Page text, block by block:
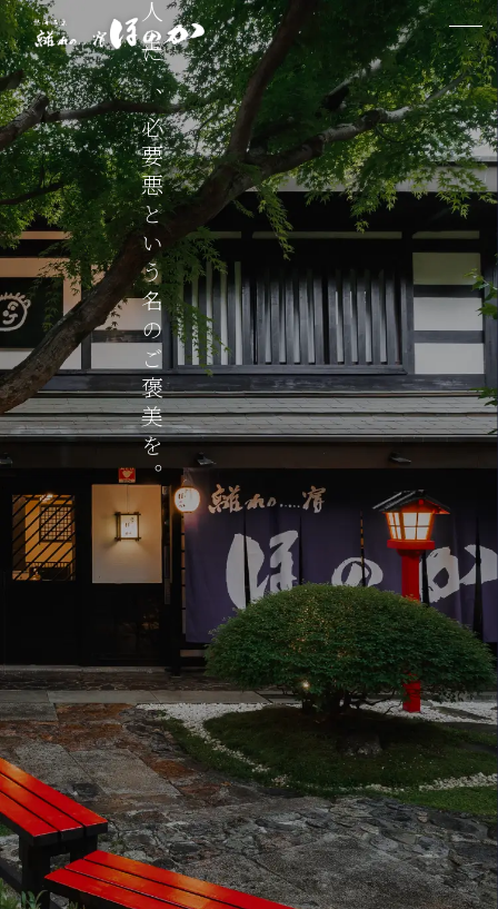
ほのかの一日
お食事
おやじのこぼし
料金案内
お問い合わせ
アクセス
公式LINEはコチラ
人生に、必要悪という名のご褒美を。
新着情報
2026.7.13
【料理】季節の献立 更新しました
2026.6.24
【コラム】おやじのこぼし 更新しました
2026.5.28
【7月8月限定プラン】お得なキャンペーン
実施中
2026.3.16
【料理】別注料理 更新しました
2025.10.6
【お得なニュース】筏釣りキャンペーン実施
中
その他も見る
ここは、時すらも沈む異界。